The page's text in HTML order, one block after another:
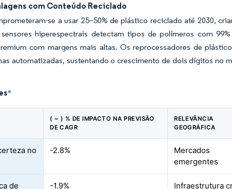
com Conteúdo Reciclado
se a usar 25–50% de plástico reciclado até 2030,
hiperespectrais detectam tipos de polímeros com
com margens mais altas. Os reprocessadores de
automatizadas, sustentando o crescimento de dois dígitos no
*
( ~ ) % DE IMPACTO NA PREVISÃO
DE CAGR
RELEVÂNCIA
GEOGRÁFICA
no
-2.8%
Mercados
emergentes
de -1.9% Infraestrutura